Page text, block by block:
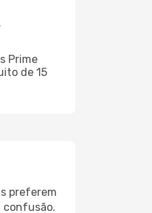
Prime
de 15
preferem
confusão.